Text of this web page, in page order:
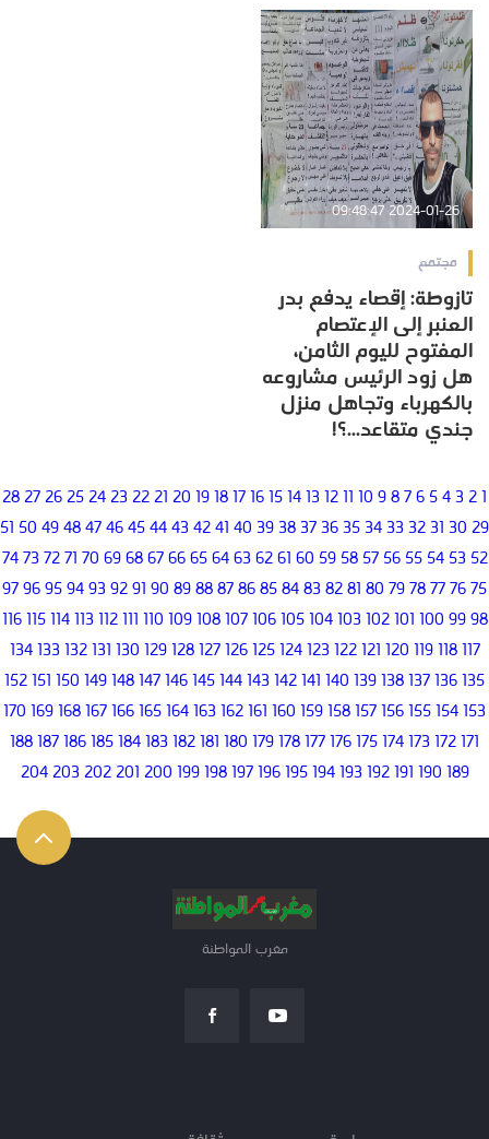
2024-01-26 09:48:47
مجتمع
تازوطة: إقصاء يدفع بدر
العنبر إلى الإعتصام
المفتوح لليوم الثامن،
هل زود الرئيس مشاروعه
بالكهرباء وتجاهل منزل
جندي متقاعد...؟!
1
2
3
4
5
6
7
8
9
10
11
12
13
14
15
16
17
18
19
20
21
22
23
24
25
26
27
28
29
30
31
32
33
34
35
36
37
38
39
40
41
42
43
44
45
46
47
48
49
50
51
52
53
54
55
56
57
58
59
60
61
62
63
64
65
66
67
68
69
70
71
72
73
74
75
76
77
78
79
80
81
82
83
84
85
86
87
88
89
90
91
92
93
94
95
96
97
98
99
100
101
102
103
104
105
106
107
108
109
110
111
112
113
114
115
116
117
118
119
120
121
122
123
124
125
126
127
128
129
130
131
132
133
134
135
136
137
138
139
140
141
142
143
144
145
146
147
148
149
150
151
152
153
154
155
156
157
158
159
160
161
162
163
164
165
166
167
168
169
170
171
172
173
174
175
176
177
178
179
180
181
182
183
184
185
186
187
188
189
190
191
192
193
194
195
196
197
198
199
200
201
202
203
204
مغرب المواطنة